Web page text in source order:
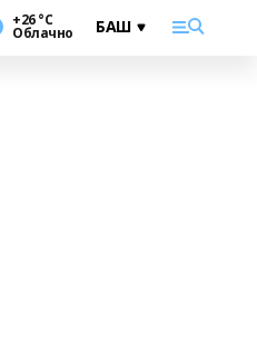
+26 °С
Облачно